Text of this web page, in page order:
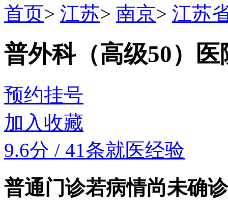
首页> 江苏> 南京> 江苏
普外科（高级50） 医
预约挂号
加入收藏
9.6分 / 41条就医经验
普通门诊若病情尚未确